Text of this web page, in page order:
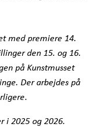
med premiere 14.
den 15. og 16.
på Kunstmusset
Der arbejdes på
.
i 2025 og 2026.